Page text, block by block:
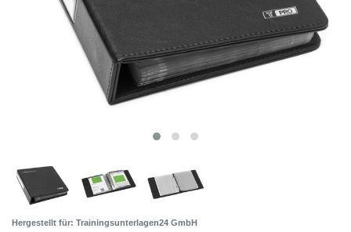
Hergestellt für: Trainingsunterlagen24 GmbH